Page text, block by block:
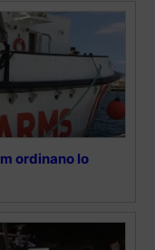
ordinano lo